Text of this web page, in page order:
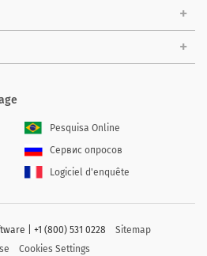
Pesquisa Online
Сервис опросов
Logiciel d'enquête
| +1 (800) 531 0228
Sitemap
Cookies Settings